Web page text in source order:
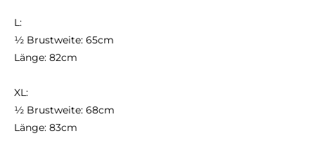
L:
½ Brustweite: 65cm
Länge: 82cm
XL:
½ Brustweite: 68cm
Länge: 83cm